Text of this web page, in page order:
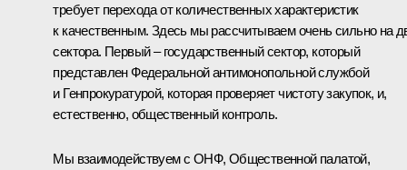
требует перехода от количественных характеристик
к качественным. Здесь мы рассчитываем очень сильно на
сектора. Первый – государственный сектор, который
представлен Федеральной антимонопольной службой
и Генпрокуратурой, которая проверяет чистоту закупок, и,
естественно, общественный контроль.
Мы взаимодействуем с ОНФ, Общественной палатой,